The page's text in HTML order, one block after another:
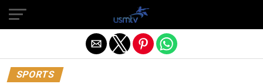
SPORTS
Exit mobile version